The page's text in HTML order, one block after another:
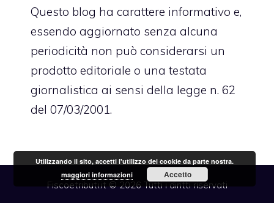
Questo blog ha carattere informativo e,
essendo aggiornato senza alcuna
periodicità non può considerarsi un
prodotto editoriale o una testata
giornalistica ai sensi della legge n. 62
del 07/03/2001.
Fiscoetributi.it © 2026 Tutti i diritti riservati
Utilizzando il sito, accetti l'utilizzo dei cookie da parte nostra.
maggiori informazioni
Accetto